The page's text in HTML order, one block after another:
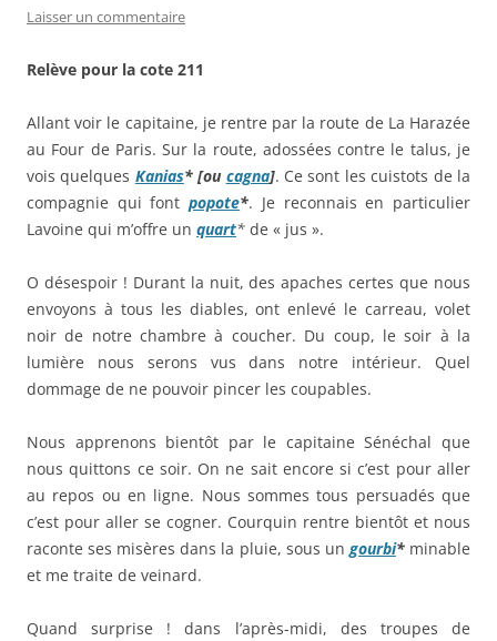
Laisser un commentaire
Relève pour la cote 211
Allant voir le capitaine, je rentre par la route de La Harazée
au Four de Paris. Sur la route, adossées contre le talus, je
vois quelques Kanias*[ou cagna]. Ce sont les cuistots de la
compagnie qui fontpopote*. Je reconnais en particulier
Lavoine qui m’offre un quart* de « jus ».
O désespoir ! Durant la nuit, des apaches certes que nous
envoyons à tous les diables, ont enlevé le carreau, volet
noir de notre chambre à coucher. Du coup, le soir à la
lumière nous serons vus dans notre intérieur. Quel
dommage de ne pouvoir pincer les coupables.
Nous apprenons bientôt par le capitaine Sénéchal que
nous quittons ce soir. On ne sait encore si c’est pour aller
au repos ou en ligne. Nous sommes tous persuadés que
c’est pour aller se cogner. Courquin rentre bientôt et nous
raconte ses misères dans la pluie, sous ungourbi*minable
et me traite de veinard.
Quand surprise ! dans l’après-midi, des troupes de